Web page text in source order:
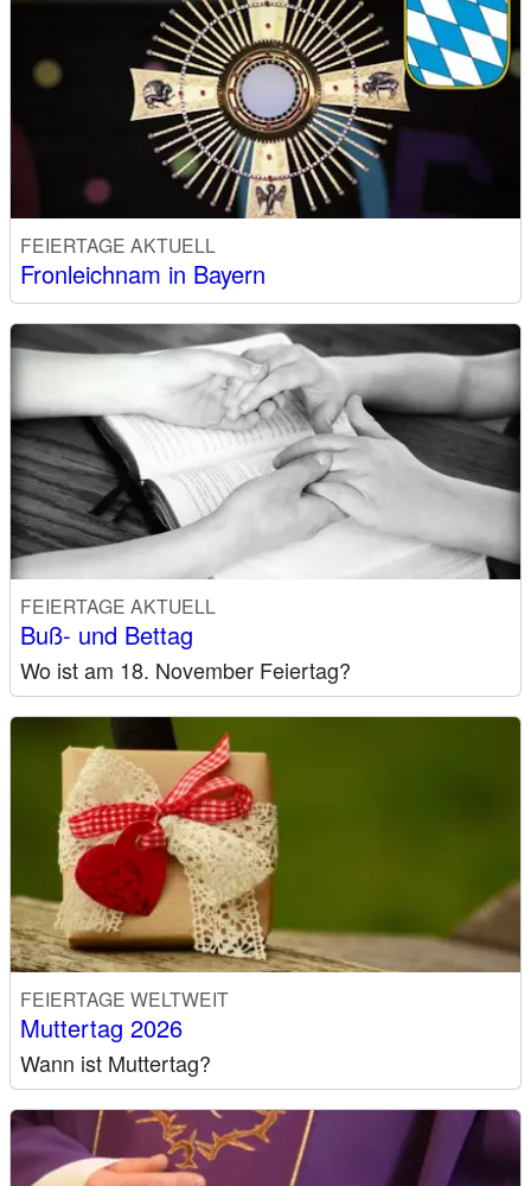
FEIERTAGE AKTUELL
Fronleichnam in Bayern
FEIERTAGE AKTUELL
Buß- und Bettag
Wo ist am 18. November Feiertag?
FEIERTAGE WELTWEIT
Muttertag 2026
Wann ist Muttertag?